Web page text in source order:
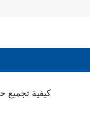
كيفية تجميع